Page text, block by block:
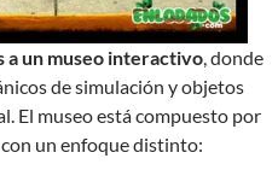
a un museo interactivo, donde
de simulación y objetos
El museo está compuesto por
un enfoque distinto: